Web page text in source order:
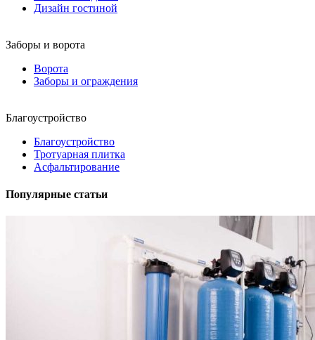
Дизайн гостиной
Заборы и ворота
Ворота
Заборы и ограждения
Благоустройство
Благоустройство
Тротуарная плитка
Асфальтирование
Популярные статьи